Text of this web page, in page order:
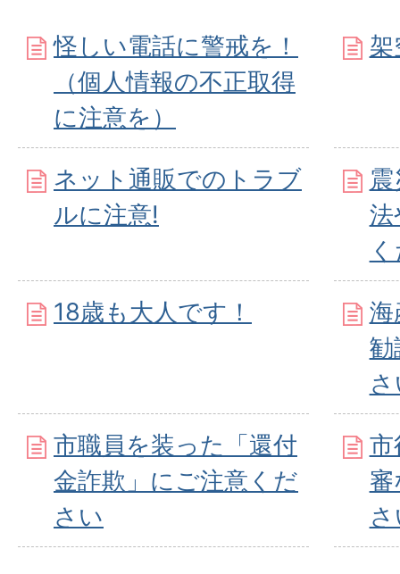
怪しい電話に警戒を！
（個人情報の不正取得
に注意を）
ネット通販でのトラブ
ルに注意!
法
18歳も大人です！
海
勧
市職員を装った「還付
金詐欺」にご注意くだ
さい
市